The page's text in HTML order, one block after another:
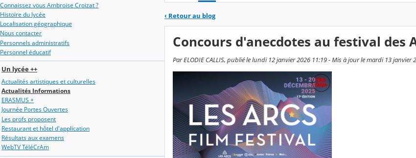
Connaissez vous Ambroise Croizat ?
Histoire du lycée
Localisation géographique
Nous contacter
Personnels administratifs
Personnel éducatif
Un lycée ++
Actualités artistiques et culturelles
Actualités Informations
ERASMUS +
Journée Portes Ouvertes
Les profs proposent
Restaurant et hôtel d'application
Résultats aux examens
WebTV TéléCrAm
‹ Retour au blog
Concours d'anecdotes au festival des
Par ELODIE CALLIS, publié le lundi 12 janvier 2026 11:19 - Mis à jour le mardi 13 janvier